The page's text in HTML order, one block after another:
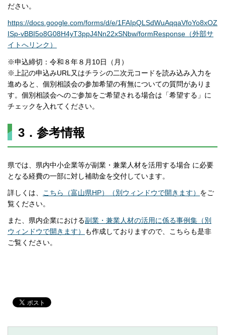
ださい。
https://docs.google.com/forms/d/e/1FAIpQLSdWuAqqaVfoYo8xOZ
ISp-vBBI5o8G08H4yT3ppJ4Nn22xSNbw/formResponse（外部サ
イトへリンク）
※申込締切：令和８年８月10日（月）
※上記の申込みURL又はチラシの二次元コードを読み込み入力を
進めると、個別相談会の参加希望の有無についての質問がありま
す。個別相談会へのご参加をご希望される場合は「希望する」に
チェックを入れてください。
3．参考情報
県では、県内中小企業等が副業・兼業人材を活用する場合 に必要
となる経費の一部に対し補助金を交付しています。
詳しくは、 こちら（富山県HP）（別ウィンドウで開きます） をご
覧ください。
また、県内企業における副業・兼業人材の活用に係る事例集（別
ウィンドウで開きます）
も作成しておりますので、こちらも是非
ご覧ください。